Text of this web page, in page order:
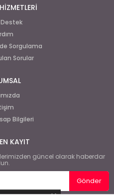
Destek
Sorgulama
Sorular
Bilgileri
KAYIT
güncel olarak haberdar
Gönder